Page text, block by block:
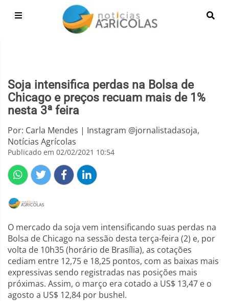
Soja intensifica perdas na Bolsa de
Chicago e preços recuam mais de 1%
nesta 3ª feira
Por: Carla Mendes | Instagram @jornalistadasoja,
Notícias Agrícolas
Publicado em 02/02/2021 10:54
O mercado da soja vem intensificando suas perdas na
Bolsa de Chicago na sessão desta terça-feira (2) e, por
volta de 10h35 (horário de Brasília), as cotações
cediam entre 12,75 e 18,25 pontos, com as baixas mais
expressivas sendo registradas nas posições mais
próximas. Assim, o março era cotado a US$ 13,47 e o
agosto a US$ 12,84 por bushel.